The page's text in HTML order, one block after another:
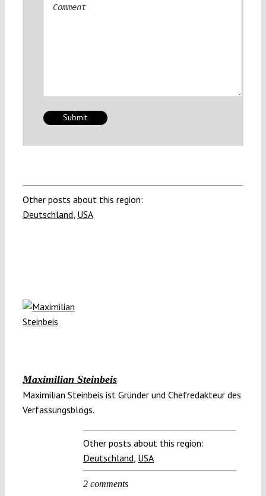
Other posts about this region:
Deutschland USA
Maximilian Steinbeis
Maximilian Steinbeis ist Gründer und Chefredakteur des
Verfassungsblogs.
Other posts about this region:
Deutschland USA
2 comments